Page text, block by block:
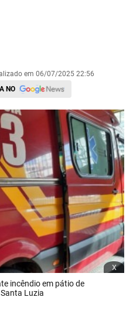
em 06/07/2025 22:56
NO
x
incêndio em pátio de
Luzia